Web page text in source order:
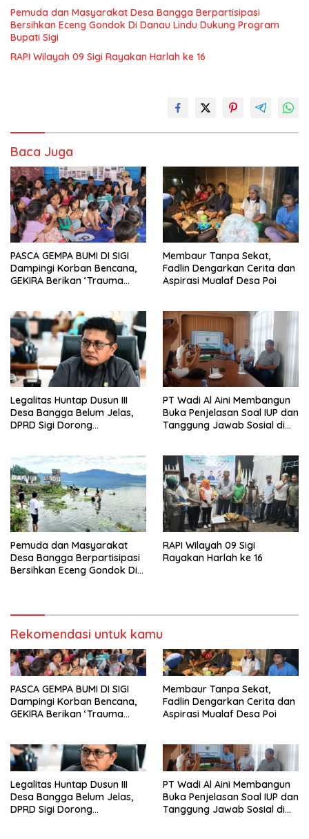
Pemuda dan Masyarakat Desa Bangga Berpartisipasi
Bersihkan Eceng Gondok Di Danau Lindu Dukung Program
Bupati Sigi
RAPI Wilayah 09 Sigi Rayakan Harlah ke 16
Baca Juga
PASCA GEMPA BUMI DI SIGI
Dampingi Korban Bencana,
GEKIRA Berikan ‘Trauma
Membaur Tanpa Sekat,
Fadlin Dengarkan Cerita dan
Aspirasi Mualaf Desa Poi
Legalitas Huntap Dusun III
Desa Bangga Belum Jelas,
DPRD Sigi Dorong
PT Wadi Al Aini Membangun
Buka Penjelasan Soal IUP dan
Tanggung Jawab Sosial di
Pemuda dan Masyarakat
Desa Bangga Berpartisipasi
Bersihkan Eceng Gondok Di
RAPI Wilayah 09 Sigi
Rayakan Harlah ke 16
Rekomendasi untuk kamu
PASCA GEMPA BUMI DI SIGI
Dampingi Korban Bencana,
GEKIRA Berikan ‘Trauma
Membaur Tanpa Sekat,
Fadlin Dengarkan Cerita dan
Aspirasi Mualaf Desa Poi
Legalitas Huntap Dusun III
Desa Bangga Belum Jelas,
DPRD Sigi Dorong
PT Wadi Al Aini Membangun
Buka Penjelasan Soal IUP dan
Tanggung Jawab Sosial di